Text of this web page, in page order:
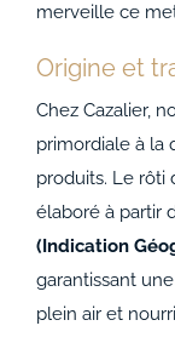
merveille ce
Origine et
Chez Cazalier,
primordiale à la
produits. Le rôti
élaboré à partir
(Indication
garantissant
plein air et